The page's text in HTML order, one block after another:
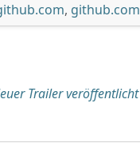
, github.com
Trailer veröffentlicht